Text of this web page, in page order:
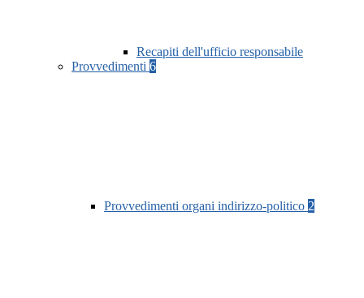
Recapiti dell'ufficio responsabile
Provvedimenti 6
Provvedimenti organi indirizzo-politico 2